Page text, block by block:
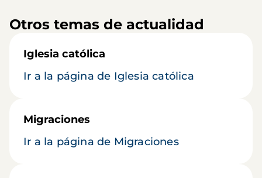
Otros temas de actualidad
Iglesia católica
Ir a la página de Iglesia católica
Migraciones
Ir a la página de Migraciones